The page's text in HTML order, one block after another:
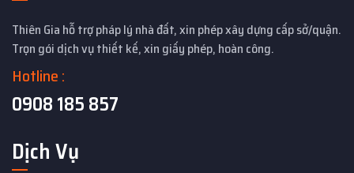
Thiên Gia hỗ trợ pháp lý nhà đất, xin phép xây dựng cấp sở/quận.
Trọn gói dịch vụ thiết kế, xin giấy phép, hoàn công.
Hotline :
0908 185 857
Dịch Vụ